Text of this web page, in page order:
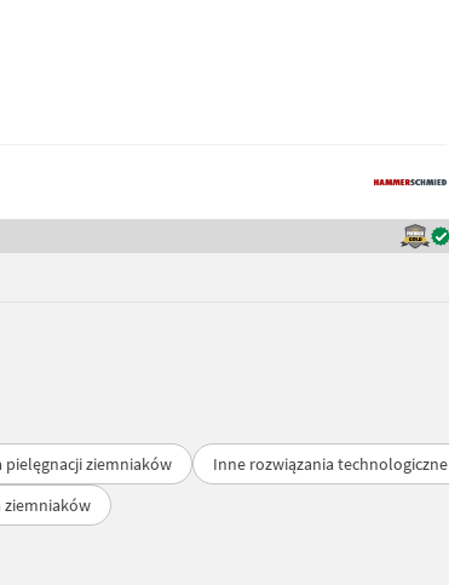
pielęgnacji ziemniaków
Inne rozwiązania
ziemniaków